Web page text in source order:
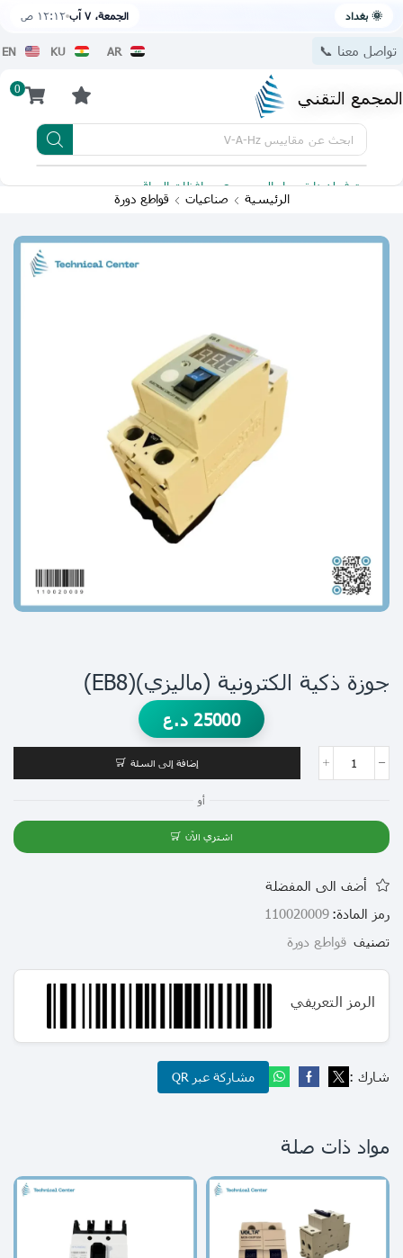
🌞 بغداد الجمعة، ٧ آب ١٢:١٢ ص
تواصل معنا 📞 AR
KU
EN
المجمع التقني 0
ابحث عن مقاييس V-A-Hz
يتوفر لدينا توصيل الى جميع محافظات العراق
الرئيسية صناعيات قواطع دورة
جوزة ذكية الكترونية (ماليزي)(EB8)
25000 د.ع
إضافة إلى السلة
أو
اشتري الآن
أضف الى المفضلة
رمز المادة: 110020009
تصنيف قواطع دورة
الرمز التعريفي
شارك : مشاركة عبر QR
مواد ذات صلة